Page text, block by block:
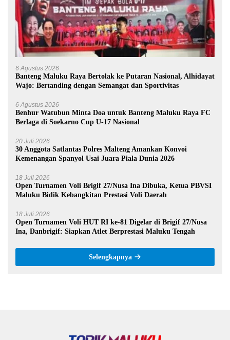
6 Agustus 2026
Banteng Maluku Raya Bertolak ke Putaran Nasional, Alhidayat
Wajo: Bertanding dengan Semangat dan Sportivitas
6 Agustus 2026
Benhur Watubun Minta Doa untuk Banteng Maluku Raya FC
Berlaga di Soekarno Cup U-17 Nasional
20 Juli 2026
30 Anggota Satlantas Polres Malteng Amankan Konvoi
Kemenangan Spanyol Usai Juara Piala Dunia 2026
18 Juli 2026
Open Turnamen Voli Brigif 27/Nusa Ina Dibuka, Ketua PBVSI
Maluku Bidik Kebangkitan Prestasi Voli Daerah
18 Juli 2026
Open Turnamen Voli HUT RI ke-81 Digelar di Brigif 27/Nusa
Ina, Danbrigif: Siapkan Atlet Berprestasi Maluku Tengah
Selengkapnya